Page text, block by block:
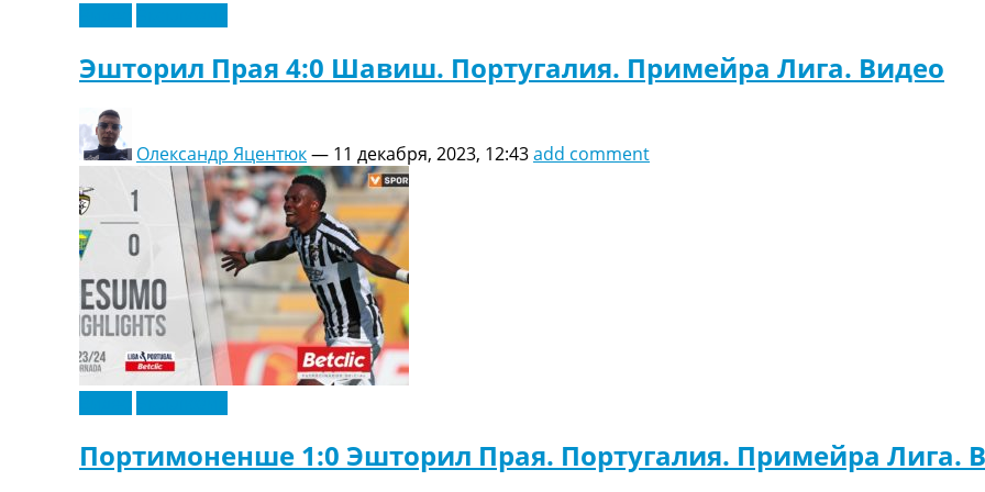
Эшторил Прая 4:0 Шавиш. Португалия. Примейра Лига. Видео
Олександр Яцентюк— 11 декабря, 2023, 12:43add comment
Портимоненше 1:0 Эшторил Прая. Португалия. Примейра Лига.